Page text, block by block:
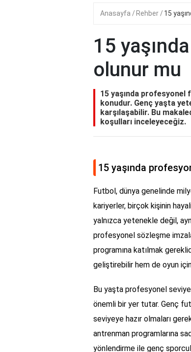
Anasayfa Rehber 15
15
olunur mu
15 yaşında profesyonel
konudur. Genç yaşta
karşılaşabilir. Bu
koşulları inceleyeceğiz.
15 yaşında
Futbol, dünya genelinde
kariyerler, birçok kişinin
yalnızca yetenekle değil,
profesyonel sözleşme
programına katılmak
geliştirebilir hem de oyun
Bu yaşta profesyonel
önemli bir yer tutar. Genç
seviyeye hazır olmaları
antrenman programlarına
yönlendirme ile genç